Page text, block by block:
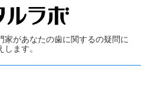
があなたの歯に関するの疑問に
します。